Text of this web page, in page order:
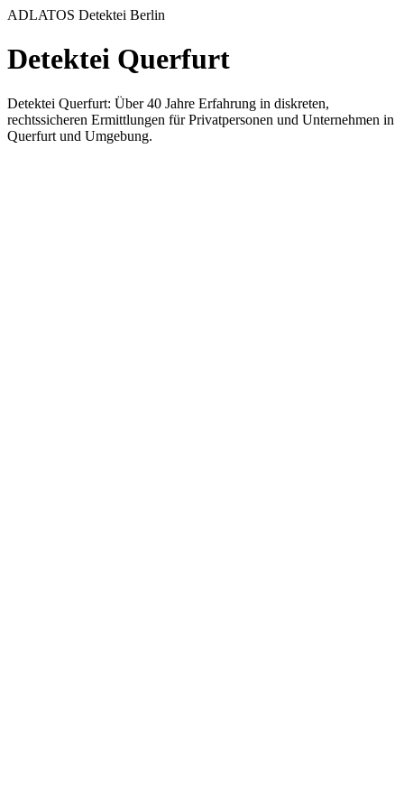
ADLATOS Detektei Berlin
Detektei Querfurt
Detektei Querfurt: Über 40 Jahre Erfahrung in diskreten,
rechtssicheren Ermittlungen für Privatpersonen und Unternehmen in
Querfurt und Umgebung.